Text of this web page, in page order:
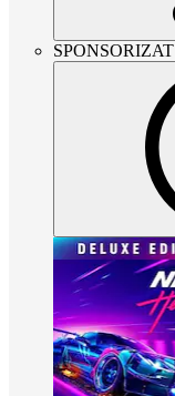
SPONSORIZAT